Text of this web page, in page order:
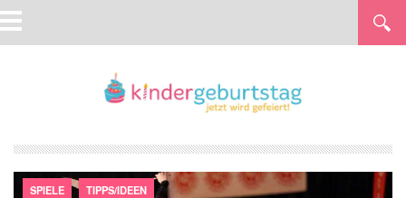
SPIELE TIPPS/IDEEN